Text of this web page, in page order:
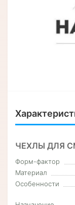
ЧЕХЛЫ ДЛЯ
Форм-фактор
Материал
Особенности